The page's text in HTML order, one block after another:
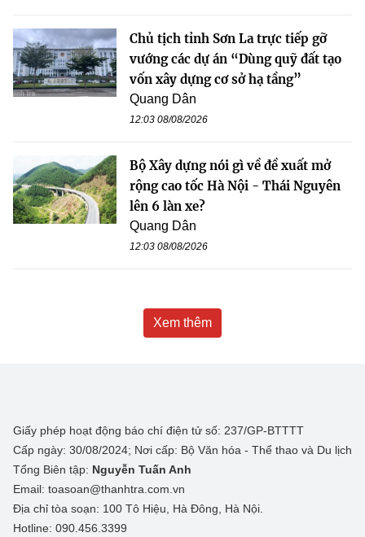
Chủ tịch tỉnh Sơn La trực tiếp gỡ
vướng các dự án “Dùng quỹ đất tạo
vốn xây dựng cơ sở hạ tầng”
Quang Dân
12:03 08/08/2026
Bộ Xây dựng nói gì về đề xuất mở
rộng cao tốc Hà Nội - Thái Nguyên
lên 6 làn xe?
Quang Dân
12:03 08/08/2026
Xem thêm
Giấy phép hoạt động báo chí điện tử số: 237/GP-BTTTT
Cấp ngày: 30/08/2024; Nơi cấp: Bộ Văn hóa - Thể thao và Du lịch
Tổng Biên tập: Nguyễn Tuấn Anh
Email: toasoan@thanhtra.com.vn
Địa chỉ tòa soạn: 100 Tô Hiệu, Hà Đông, Hà Nội.
Hotline: 090.456.3399